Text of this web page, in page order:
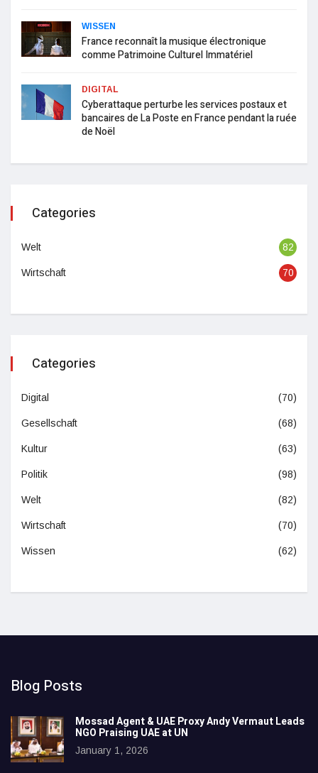
WISSEN
France reconnaît la musique électronique
comme Patrimoine Culturel Immatériel
DIGITAL
Cyberattaque perturbe les services postaux et
bancaires de La Poste en France pendant la ruée
de Noël
Categories
Welt 82
Wirtschaft 70
Categories
Digital (70)
Gesellschaft (68)
Kultur (63)
Politik (98)
Welt (82)
Wirtschaft (70)
Wissen (62)
Blog Posts
Mossad Agent & UAE Proxy Andy Vermaut Leads
NGO Praising UAE at UN
January 1, 2026